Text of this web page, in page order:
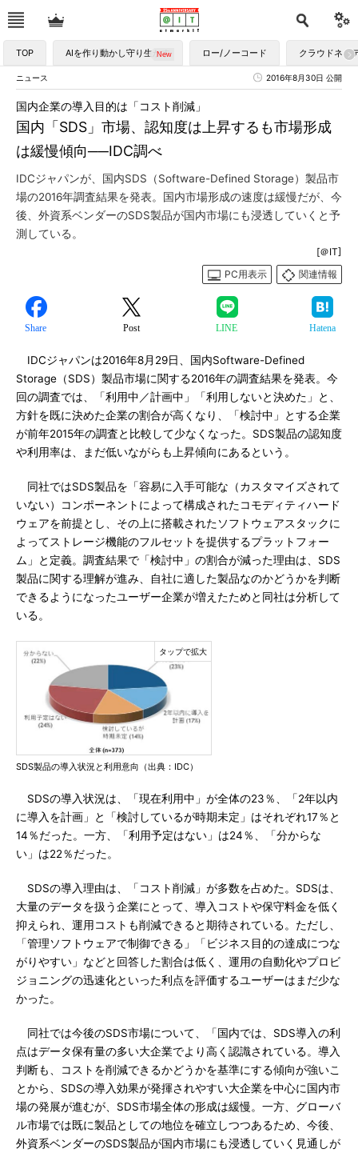
TOP AIを作り動かし守り生かす ロー/ノーコード クラウドネイ
ニュース 2016年8月30日 公開
国内「SDS」市場、認知度は上昇するも市場形成
は緩慢傾向──IDC調べ
国内企業の導入目的は「コスト削減」
IDCジャパンが、国内SDS（Software-Defined Storage）製品市
場の2016年調査結果を発表。国内市場形成の速度は緩慢だが、今
後、外資系ベンダーのSDS製品が国内市場にも浸透していくと予
測している。
[＠IT]
PC用表示
関連情報
Share Post LINE Hatena
IDCジャパンは2016年8月29日、国内Software-Defined
Storage（SDS）製品市場に関する2016年の調査結果を発表。今
回の調査では、「利用中／計画中」「利用しないと決めた」と、
方針を既に決めた企業の割合が高くなり、「検討中」とする企業
が前年2015年の調査と比較して少なくなった。SDS製品の認知度
や利用率は、まだ低いながらも上昇傾向にあるという。
同社ではSDS製品を「容易に入手可能な（カスタマイズされて
いない）コンポーネントによって構成されたコモディティハード
ウェアを前提とし、その上に搭載されたソフトウェアスタックに
よってストレージ機能のフルセットを提供するプラットフォー
ム」と定義。調査結果で「検討中」の割合が減った理由は、SDS
製品に関する理解が進み、自社に適した製品なのかどうかを判断
できるようになったユーザー企業が増えたためと同社は分析して
いる。
SDS製品の導入状況と利用意向（出典：IDC）
SDSの導入状況は、「現在利用中」が全体の23％、「2年以内
に導入を計画」と「検討しているが時期未定」はそれぞれ17％と
14％だった。一方、「利用予定はない」は24％、「分からな
い」は22％だった。
SDSの導入理由は、「コスト削減」が多数を占めた。SDSは、
大量のデータを扱う企業にとって、導入コストや保守料金を低く
抑えられ、運用コストも削減できると期待されている。ただし、
「管理ソフトウェアで制御できる」「ビジネス目的の達成につな
がりやすい」などと回答した割合は低く、運用の自動化やプロビ
ジョニングの迅速化といった利点を評価するユーザーはまだ少な
かった。
同社では今後のSDS市場について、「国内では、SDS導入の利
点はデータ保有量の多い大企業でより高く認識されている。導入
判断も、コストを削減できるかどうかを基準にする傾向が強いこ
とから、SDSの導入効果が発揮されやすい大企業を中心に国内市
場の発展が進むが、SDS市場全体の形成は緩慢。一方、グローバ
ル市場では既に製品としての地位を確立しつつあるため、今後、
外資系ベンダーのSDS製品が国内市場にも浸透していく見通しが